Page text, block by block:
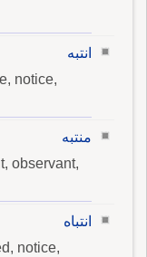
انتبه
notice,
منتبه
observant,
انتباه
notice,